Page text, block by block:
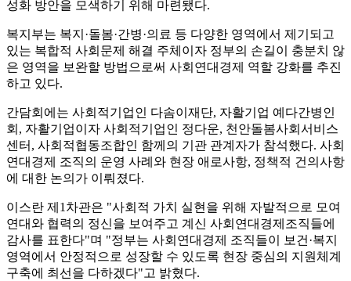
성화 방안을 모색하기 위해 마련됐다.
복지부는 복지·돌봄·간병·의료 등 다양한 영역에서 제기되고
있는 복합적 사회문제 해결 주체이자 정부의 손길이 충분치 않
은 영역을 보완할 방법으로써 사회연대경제 역할 강화를 추진
하고 있다.
간담회에는 사회적기업인 다솜이재단, 자활기업 예다간병인
회, 자활기업이자 사회적기업인 정다운, 천안돌봄사회서비스
센터, 사회적협동조합인 함께의 기관 관계자가 참석했다. 사회
연대경제 조직의 운영 사례와 현장 애로사항, 정책적 건의사항
에 대한 논의가 이뤄졌다.
이스란 제1차관은 "사회적 가치 실현을 위해 자발적으로 모여
연대와 협력의 정신을 보여주고 계신 사회연대경제조직들에
감사를 표한다"며 "정부는 사회연대경제 조직들이 보건·복지
영역에서 안정적으로 성장할 수 있도록 현장 중심의 지원체계
구축에 최선을 다하겠다"고 밝혔다.